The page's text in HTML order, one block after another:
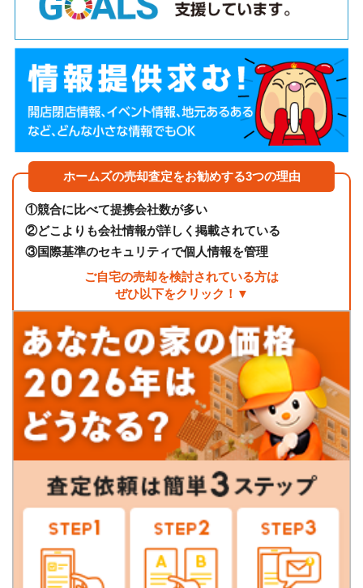
ホームズの売却査定をお勧めする3つの理由
①競合に比べて提携会社数が多い
②どこよりも会社情報が詳しく掲載されている
③国際基準のセキュリティで個人情報を管理
ご自宅の売却を検討されている方は
ぜひ以下をクリック！▼